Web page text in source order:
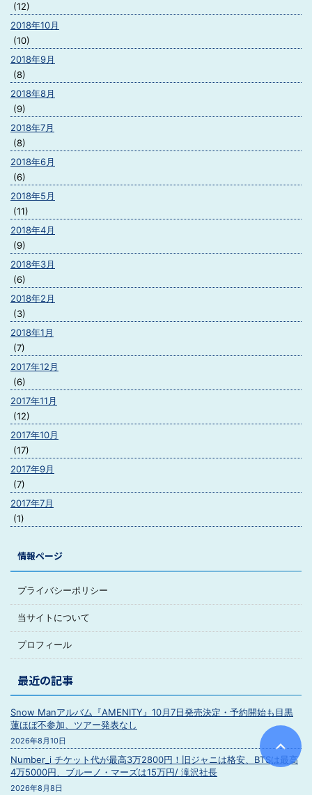
(12)
2018年10月
(10)
2018年9月
(8)
2018年8月
(9)
2018年7月
(8)
2018年6月
(6)
2018年5月
(11)
2018年4月
(9)
2018年3月
(6)
2018年2月
(3)
2018年1月
(7)
2017年12月
(6)
2017年11月
(12)
2017年10月
(17)
2017年9月
(7)
2017年7月
(1)
情報ページ
プライバシーポリシー
当サイトについて
プロフィール
最近の記事
Snow Manアルバム『AMENITY』10月7日発売決定・予約開始も目黒
蓮ほぼ不参加、ツアー発表なし
2026年8月10日
Number_i チケット代が最高3万2800円！旧ジャニは格安、BTSは最高
4万5000円、ブルーノ・マーズは15万円/ 滝沢社長
2026年8月8日